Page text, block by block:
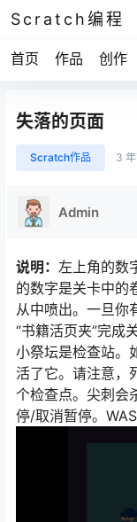
Scratch编程
首页 作品 创作
失落的页面
Scratch作品 3
Admin
说明： 左上角的数
的数字是关卡中的
从中喷出。一旦你
“书籍活页夹”完成
小祭坛是检查站。
活了它。请注意，
个检查点。尖刺会
停/取消暂停。